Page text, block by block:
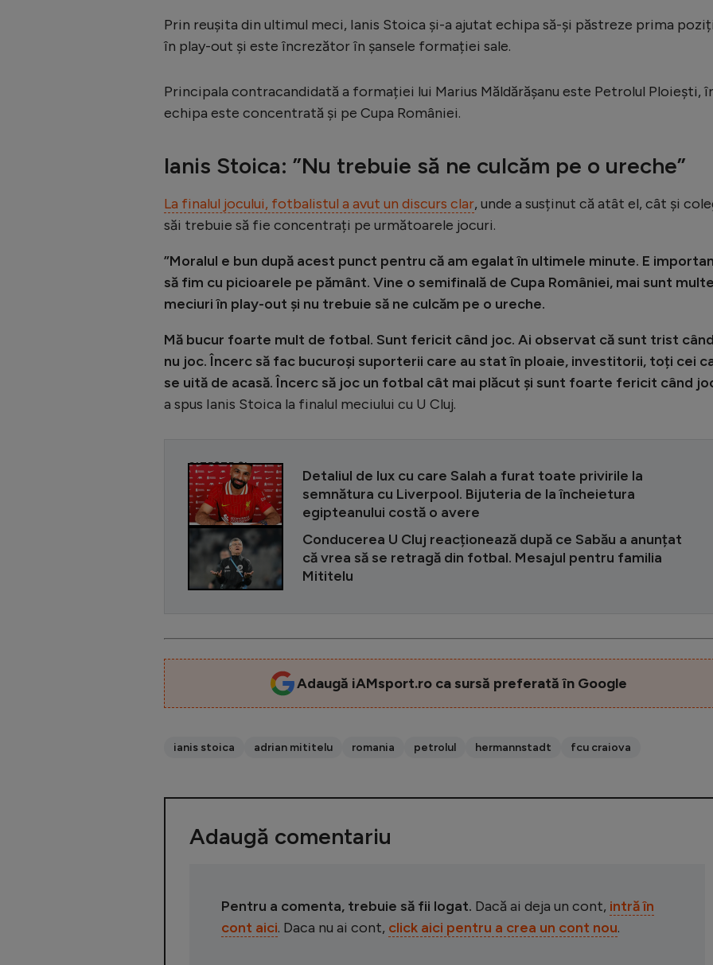
Prin reușita din ultimul meci, Ianis Stoica și-a ajutat echipa să-și păstreze prima
în play-out și este încrezător în șansele formației sale.
Principala contracandidată a formației lui Marius Măldărășanu este Petrolul Ploiești,
echipa este concentrată și pe Cupa României.
Ianis Stoica: ”Nu trebuie să ne culcăm pe o ureche”
La finalul jocului, fotbalistul a avut un discurs clar, unde a susținut că atât el, cât și
săi trebuie să fie concentrați pe următoarele jocuri.
”Moralul e bun după acest punct pentru că am egalat în ultimele minute. E
să fim cu picioarele pe pământ. Vine o semifinală de Cupa României, mai sunt
meciuri în play-out și nu trebuie să ne culcăm pe o ureche.
Mă bucur foarte mult de fotbal. Sunt fericit când joc. Ai observat că sunt trist
nu joc. Încerc să fac bucuroși suporterii care au stat în ploaie, investitorii, toți cei
se uită de acasă. Încerc să joc un fotbal cât mai plăcut și sunt foarte fericit când
a spus Ianis Stoica la finalul meciului cu U Cluj.
CITEȘTE ȘI
Detaliul de lux cu care Salah a furat toate privirile la
semnătura cu Liverpool. Bijuteria de la încheietura
egipteanului costă o avere
Conducerea U Cluj reacționează după ce Sabău a anunțat
că vrea să se retragă din fotbal. Mesajul pentru familia
Mititelu
Adaugă iAMsport.ro ca sursă preferată în Google
ianis stoica adrian mititelu romania petrolul hermannstadt fcu craiova
Adaugă comentariu
Pentru a comenta, trebuie să fii logat. Dacă ai deja un cont, intră în
cont aici. Daca nu ai cont, click aici pentru a crea un cont nou.